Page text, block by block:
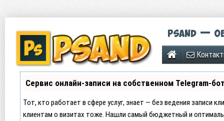
Psand —
Сервис онлайн-записи на собственном Telegram-
Тот, кто работает в сфере услуг, знает — без ведения записи
клиентам о визитах тоже. Нашли самый бюджетный и